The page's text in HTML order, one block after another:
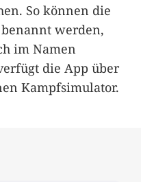
So können die
benannt werden,
im Namen
die App über
Kampfsimulator.